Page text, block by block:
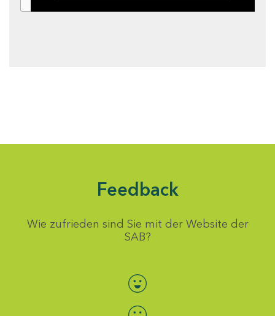
Feedback
Wie zufrieden sind Sie mit der Website der
SAB?
Bewertung auswählen